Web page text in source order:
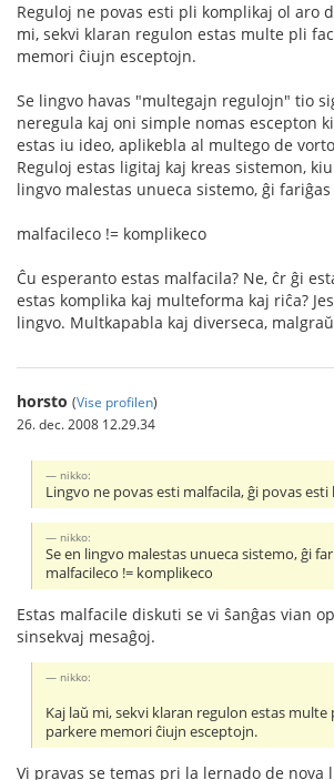
Reguloj ne povas esti pli komplikaj ol aro
mi, sekvi klaran regulon estas multe pli
memori ĉiujn esceptojn.
Se lingvo havas "multegajn regulojn" tio
neregula kaj oni simple nomas escepton
estas iu ideo, aplikebla al multego de
Reguloj estas ligitaj kaj kreas sistemon,
lingvo malestas unueca sistemo, ĝi
malfacileco != komplikeco
Ĉu esperanto estas malfacila? Ne, ĉr ĝi
estas komplika kaj multeforma kaj riĉa?
lingvo. Multkapabla kaj diverseca,
horsto (Vise profilen)
26. dec. 2008 12.29.34
nikko:
Lingvo ne povas esti malfacila, ĝi povas
nikko:
Se en lingvo malestas unueca sistemo, ĝi
malfacileco != komplikeco
Estas malfacile diskuti se vi ŝanĝas vian
sinsekvaj mesaĝoj.
nikko:
Kaj laŭ mi, sekvi klaran regulon estas multe
parkere memori ĉiujn esceptojn.
Vi pravas se temas pri la lernado de nova